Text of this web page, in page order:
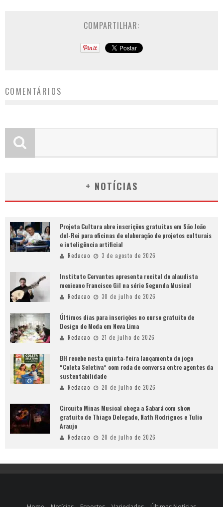
COMPARTILHAR:
COMENTÁRIOS
+ NOTÍCIAS
Projeta Cultura abre inscrições gratuitas em São João
del-Rei para oficinas de elaboração de projetos culturais
e inteligência artificial
Redacao 3 de agosto de 2026
Instituto Cervantes apresenta recital do alaudista
mexicano Francisco Gil na série Segunda Musical
Redacao 30 de julho de 2026
Últimos dias para inscrições no curso gratuito de
Design de Moda em Nova Lima
Redacao 21 de julho de 2026
BH recebe nesta quinta-feira lançamento do jogo
“Coleta Seletiva” com roda de conversa entre agentes da
sustentabilidade
Redacao 20 de julho de 2026
Circuito Minas Musical chega a Sabará com show
gratuito de Thiago Delegado, Nath Rodrigues e Tulio
Araujo
Redacao 20 de julho de 2026